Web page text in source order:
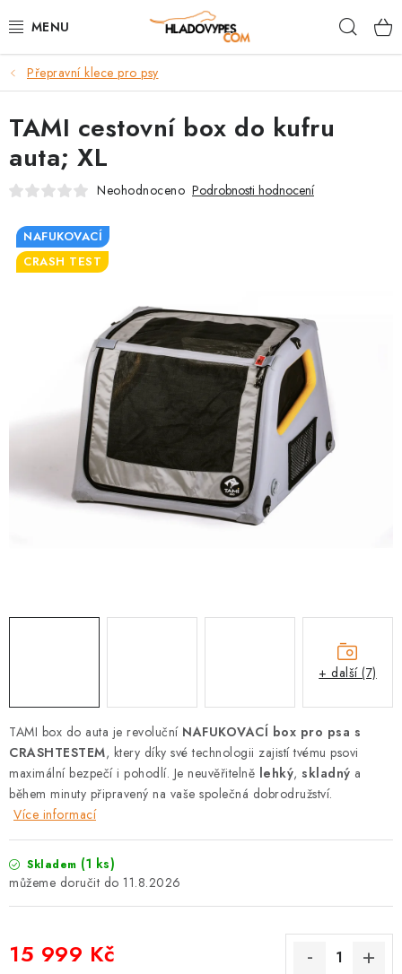
na
POTŘEBY PRO PSY
TAMI PŘEPRAVNÍ BOXY
SPORT SE PSEM
FAQ
VĚRNOSTNÍ PROGRAM
PRODEJNA
SLUŽBY
Výměna, vrácení a reklamace
Obchodní podmínky
Hodnocení obchodu
FAQ
Přepravní klece pro psy
TAMI box do auta je revoluční NAFUKOVACÍ box pro psa s
CRASHTESTEM, ktery díky své technologii zajistí tvému psovi
maximální bezpečí i pohodlí. Je neuvěřitelně lehký, skladný a
během minuty připravený na vaše společná dobrodružství.
Více informací
Skladem (1 ks)
11.8.2026
15 999 Kč
TAMI cestovní box do kufru
auta; XL
Neohodnoceno Podrobnosti hodnocení
NAFUKOVACÍ
CRASH TEST
+ další (7)